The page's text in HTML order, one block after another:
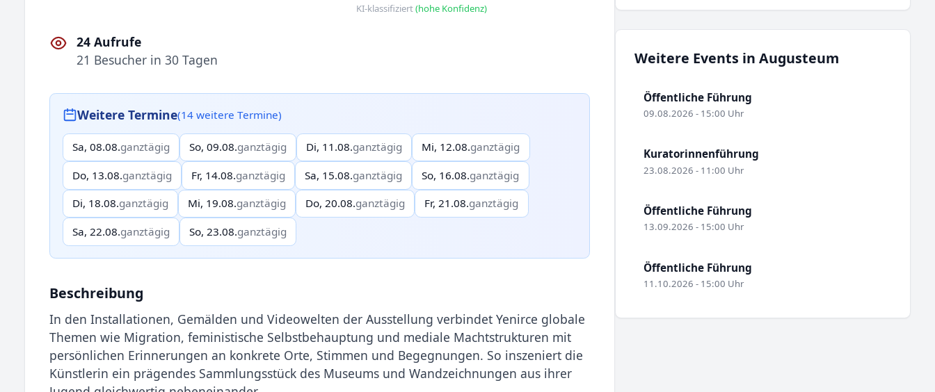
KI-klassifiziert(hohe Konfidenz)
24 Aufrufe
21 Besucher in 30 Tagen
Weitere Termine(14 weitere Termine)
Sa, 08.08.ganztägig So, 09.08.ganztägig Di, 11.08.ganztägig Mi, 12.08.ganztägig
Do, 13.08.ganztägig Fr, 14.08.ganztägig Sa, 15.08.ganztägig So, 16.08.ganztägig
Di, 18.08.ganztägig Mi, 19.08.ganztägig Do, 20.08.ganztägig Fr, 21.08.ganztägig
Sa, 22.08.ganztägig So, 23.08.ganztägig
Beschreibung
In den Installationen, Gemälden und Videowelten der Ausstel­lung verbindet Yenirce globale
Themen wie Migration, feministi­sche Selbstbehauptung und mediale Machtstrukturen mit
per­sönlichen Erinnerungen an konkrete Orte, Stimmen und Begeg­nungen. So inszeniert die
Künstlerin ein prägendes Sammlungsstü­ck des Museums und Wandzeichnungen aus ihrer
Weitere Events in Augusteum
Öffentliche Führung
09.08.2026 - 15:00 Uhr
Kuratorinnenführung
23.08.2026 - 11:00 Uhr
Öffentliche Führung
13.09.2026 - 15:00 Uhr
Öffentliche Führung
11.10.2026 - 15:00 Uhr